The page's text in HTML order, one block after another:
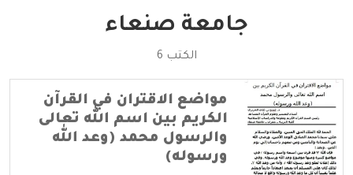
جامعة صنعاء
الكتب 6
مواضع الاقتران في القرآن
الكريم بين اسم الله تعالى
والرسول محمد (وعد الله
ورسوله)